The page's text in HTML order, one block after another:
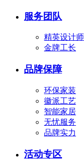
服务团队
精英设计师
金牌工长
品牌保障
环保家装
徽派工艺
智能家居
无忧服务
品牌实力
活动专区